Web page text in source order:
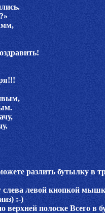
разлить бутылку в
слева левой кнопкой
:-)
верхней полоске Всего в